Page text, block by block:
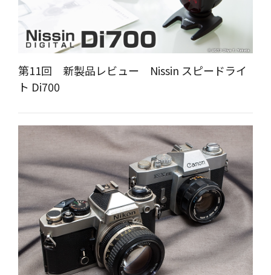
第11回 新製品レビュー Nissin スピードライ
ト Di700